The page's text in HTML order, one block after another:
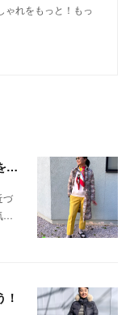
ゃれをもっと！もっ
「春の羽織ものに新しい風を取り入れる」をやってみよう！
づ
…
！